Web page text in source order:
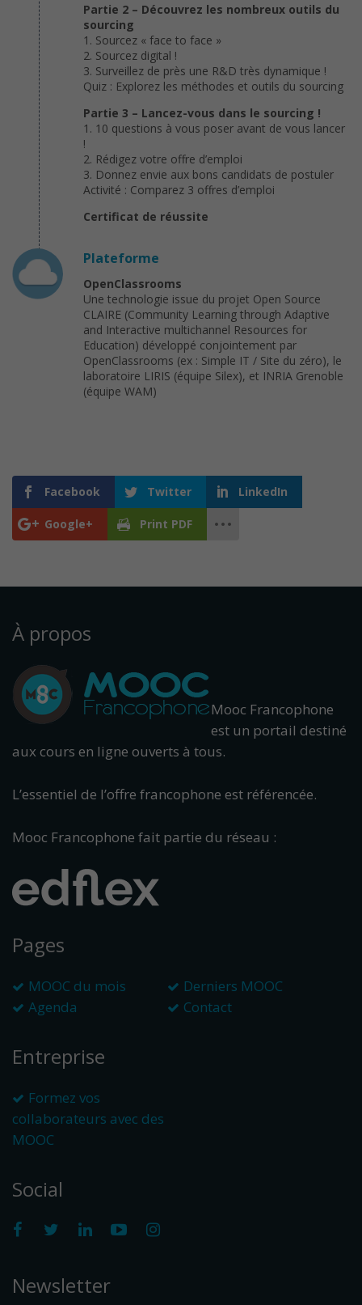
Partie 2 – Découvrez les nombreux outils du
sourcing
1. Sourcez « face to face »
2. Sourcez digital !
3. Surveillez de près une R&D très dynamique !
Quiz : Explorez les méthodes et outils du sourcing
Partie 3 – Lancez-vous dans le sourcing !
1. 10 questions à vous poser avant de vous lancer
!
2. Rédigez votre offre d’emploi
3. Donnez envie aux bons candidats de postuler
Activité : Comparez 3 offres d’emploi
Certificat de réussite
Plateforme
OpenClassrooms
Une technologie issue du projet Open Source
CLAIRE (Community Learning through Adaptive
and Interactive multichannel Resources for
Education) développé conjointement par
OpenClassrooms (ex : Simple IT / Site du zéro), le
laboratoire LIRIS (équipe Silex), et INRIA Grenoble
(équipe WAM)
Facebook Twitter LinkedIn
Google+ Print PDF
À propos
Mooc Francophone
est un portail destiné
aux cours en ligne ouverts à tous.
L’essentiel de l’offre francophone est référencée.
Mooc Francophone fait partie du réseau :
Pages
MOOC du mois
Derniers MOOC
Agenda
Contact
Entreprise
Formez vos
collaborateurs avec des
MOOC
Social
Newsletter